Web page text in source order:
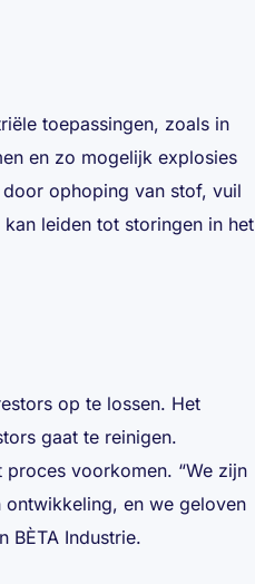
toepassingen, zoals in
en zo mogelijk explosies
ophoping van stof, vuil
leiden tot storingen in het
op te lossen. Het
gaat te reinigen.
voorkomen. “We zijn
en we geloven
BÈTA Industrie.